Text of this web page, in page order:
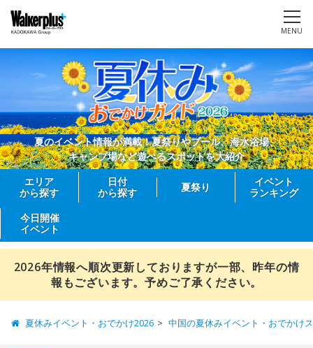
MENU
夏のイベント情報が満載！夏祭りやプール、海水浴場、
キャンプ場など遊べるスポットを大紹介
エリア
から探す
日付
から探す
夏祭り
イベント
ランキング
今日開催
イベント
2026年情報へ順次更新しておりますが一部、昨年の情
報もございます。予めご了承ください。
夏休みイベント・おでかけ2026 中国の夏休みイベント・おでかけ